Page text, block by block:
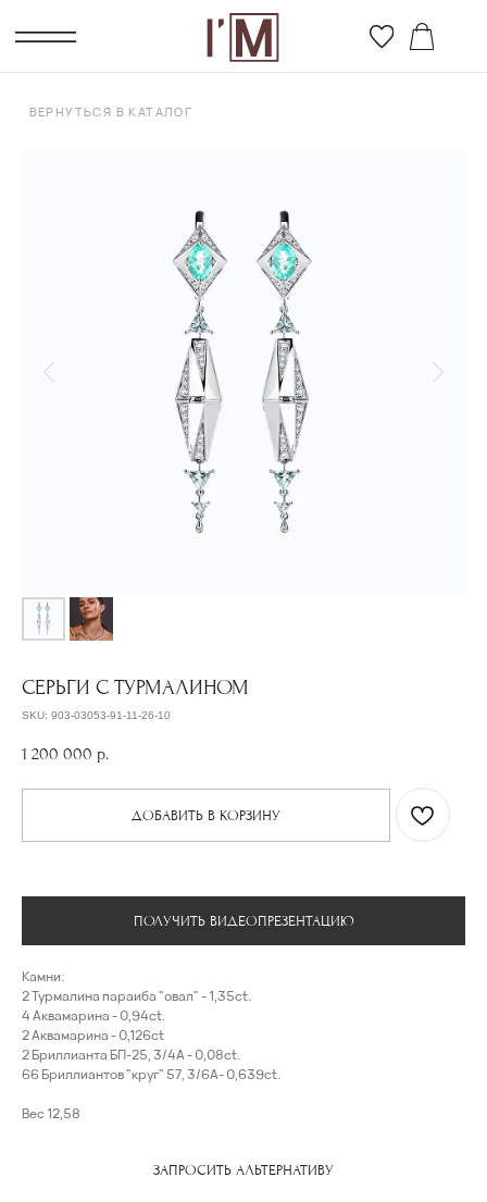
СЕРЬГИ С ТУРМАЛИНОМ
SKU: 903-03053-91-11-26-10
1 200 000 р.
ДОБАВИТЬ В КОРЗИНУ
ПОЛУЧИТЬ ВИДЕОПРЕЗЕНТАЦИЮ
Камни:
2 Турмалина параиба "овал" - 1,35ct.
4 Аквамарина - 0,94ct.
2 Аквамарина - 0,126ct
2 Бриллианта БП-25, 3/4А - 0,08ct.
66 Бриллиантов "круг" 57, 3/6А- 0,639ct.
Вес 12,58
ЗАПРОСИТЬ АЛЬТЕРНАТИВУ